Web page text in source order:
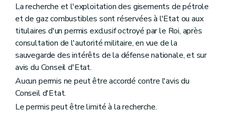
La recherche et l'exploitation des gisements de pétrole
et de gaz combustibles sont réservées à l'Etat ou aux
titulaires d'un permis exclusif octroyé par le Roi, après
consultation de l'autorité militaire, en vue de la
sauvegarde des intérêts de la défense nationale, et sur
avis du Conseil d'Etat.
Aucun permis ne peut être accordé contre l'avis du
Conseil d'Etat.
Le permis peut être limité à la recherche.